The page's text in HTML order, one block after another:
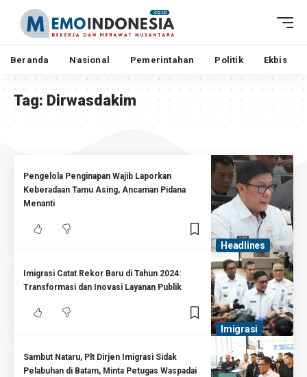
Beranda Nasional Pemerintahan Politik Ekbis
Tag:Dirwasdakim
Headlines
Pengelola Penginapan Wajib Laporkan
Keberadaan Tamu Asing, Ancaman Pidana
Menanti
Imigrasi
Imigrasi Catat Rekor Baru di Tahun 2024:
Transformasi dan Inovasi Layanan Publik
Sambut Nataru, Plt Dirjen Imigrasi Sidak
Pelabuhan di Batam, Minta Petugas Waspadai